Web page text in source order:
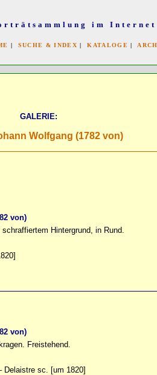
im Internet
| SUCHE & INDEX |KATALOGE |
GALERIE:
Wolfgang (1782 von)
von)
Hintergrund, in Rund.
von)
Freistehend.
Delaistre sc. [um 1820]